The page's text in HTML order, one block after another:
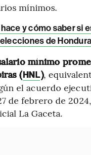
mínimos.
y cómo saber si
de
mínimo
(HNL),
el acuerdo
de febrero de
La Gaceta.